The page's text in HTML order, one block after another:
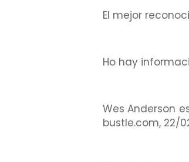
El mejor
Ho hay
Wes Anderson
bustle.com, 22/